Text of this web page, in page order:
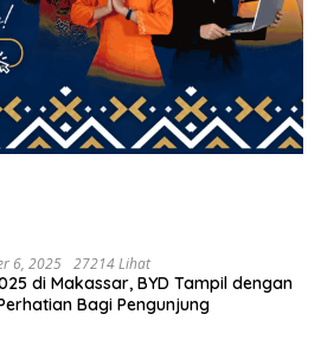
6, 2025 27214 Lihat
di Makassar, BYD Tampil dengan
Bagi Pengunjung